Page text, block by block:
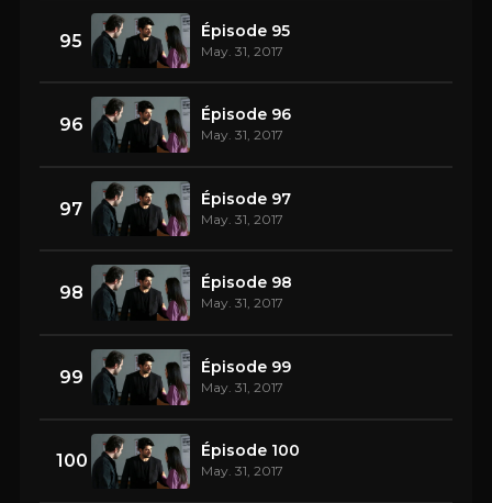
95 Épisode 95
May. 31, 2017
96 Épisode 96
May. 31, 2017
97 Épisode 97
May. 31, 2017
98 Épisode 98
May. 31, 2017
99 Épisode 99
May. 31, 2017
100 Épisode 100
May. 31, 2017